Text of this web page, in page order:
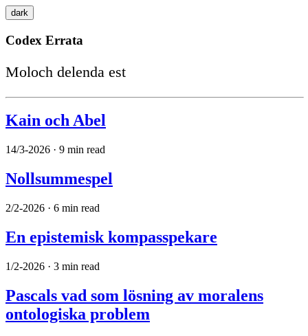
dark
Codex Errata
Moloch delenda est
Kain och Abel
14/3-2026 · 9 min read
Nollsummespel
2/2-2026 · 6 min read
En epistemisk kompasspekare
1/2-2026 · 3 min read
Pascals vad som lösning av moralens
ontologiska problem